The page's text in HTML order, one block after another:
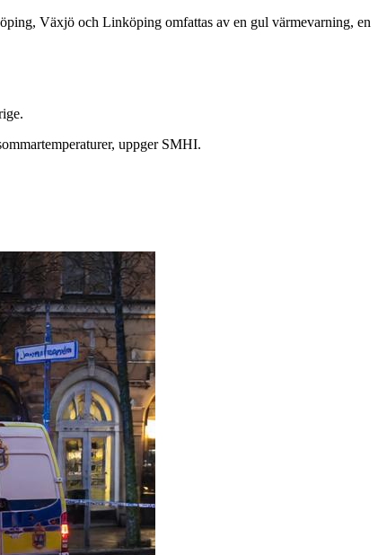
Växjö och Linköping omfattas av en gul värmevarning, en
uppger SMHI.